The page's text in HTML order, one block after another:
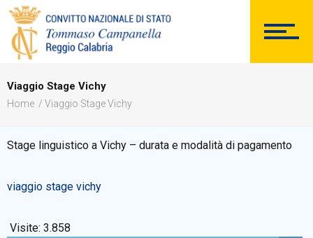
SEGRETERIA
Viaggio Stage Vichy
Home Viaggio Stage Vichy
Stage linguistico a Vichy – durata e modalità di pagamento
viaggio stage vichy
Visite: 3.858